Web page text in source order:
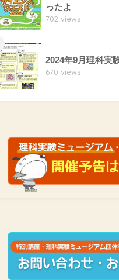
ったよ
702 views
2024年9月理科実
670 views